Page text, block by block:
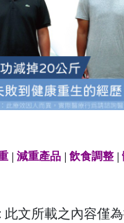
減重產品 飲食調整
此文所載之內容僅